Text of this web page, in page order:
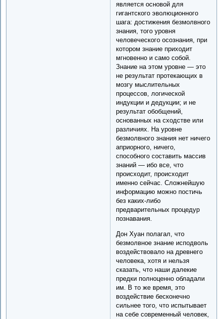
является основой для
гигантского эволюционного
шага: достижения безмолвного
знания, того уровня
человеческого осознания, при
котором знание приходит
мгновенно и само собой.
Знание на этом уровне — это
не результат протекающих в
мозгу мыслительных
процессов, логической
индукции и дедукции; и не
результат обобщений,
основанных на сходстве или
различиях. На уровне
безмолвного знания нет ничего
априорного, ничего,
способного составить массив
знаний — ибо все, что
происходит, происходит
именно сейчас. Сложнейшую
информацию можно постичь
без каких-либо
предварительных процедур
познавания.
Дон Хуан полагал, что
безмолвное знание исподволь
воздействовало на древнего
человека, хотя и нельзя
сказать, что наши далекие
предки полноценно обладали
им. В то же время, это
воздействие бесконечно
сильнее того, что испытывает
на себе современный человек,